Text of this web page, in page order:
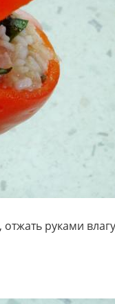
руками